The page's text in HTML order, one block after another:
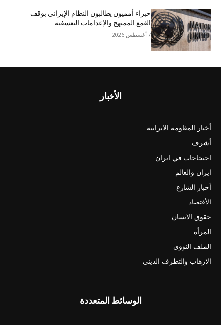
خبراء أمميون يطالبون النظام الإيراني بوقف
القمع الممنهج والإعدامات التعسفية
7 أغسطس 2026
الأخبار
أخبار المقاومة الايرانية
أشرف
احتجاجات في ايران
ايران والعالم
أخبار الشارع
الأقتصاد
حقوق الانسان
المرأة
الملف النووي
الارهاب والتطرف الديني
الوسائط المتعددة